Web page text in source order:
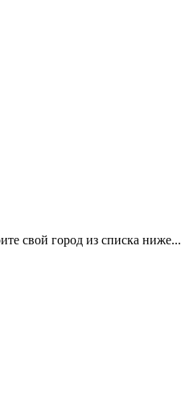
свой город из списка ниже...